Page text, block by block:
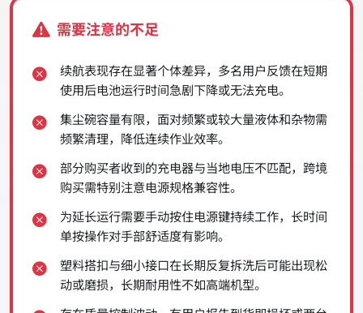
需要注意的不足
续航表现存在显著个体差异，多名用户反馈在短期
使用后电池运行时间急剧下降或无法充电。
集尘碗容量有限，面对频繁或较大量液体和杂物需
频繁清理，降低连续作业效率。
部分购买者收到的充电器与当地电压不匹配，跨境
购买需特别注意电源规格兼容性。
为延长运行需要手动按住电源键持续工作，长时间
单按操作对手部舒适度有影响。
塑料搭扣与细小接口在长期反复拆洗后可能出现松
动或磨损，长期耐用性不如高端机型。